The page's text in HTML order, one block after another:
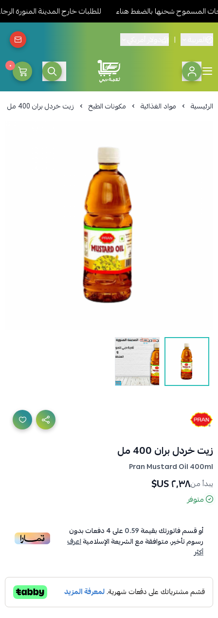
المسموح شحنها بالضغط هناء للطلبات خارج المدينة المنورة
|
ثلاجة دبي المدينة للمواد
٠
الرئيسية مواد الغذائية مكونات الطبخ زيت خردل بران 400 مل
زيت خردل بران 400 مل
Pran Mustard Oil 400ml
يبدأ من٢٫٣٨ US$
متوفر
أو قسم فاتورتك بقيمة0.59على4دفعات بدون
رسوم تأخير، متوافقة مع الشريعة الإسلاميةاعرف
أكثر